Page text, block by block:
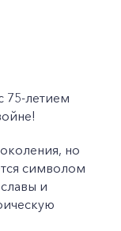
75-летием
но
символом
и